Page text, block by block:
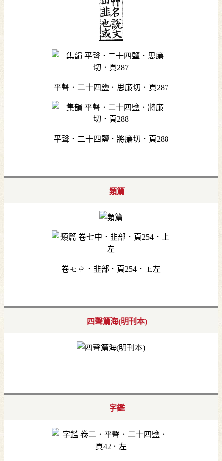
平聲．二十四鹽．思廉切．頁287
平聲．二十四鹽．將廉切．頁288
類篇
卷七中．韭部．頁254．上左
四聲篇海(明刊本)
字鑑